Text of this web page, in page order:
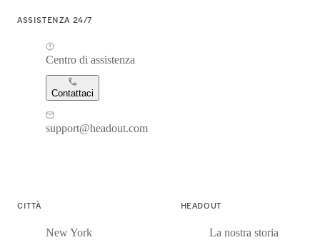
ASSISTENZA 24/7
Centro di assistenza
Contattaci
support@headout.com
CITTÀ
New York
HEADOUT
La nostra storia